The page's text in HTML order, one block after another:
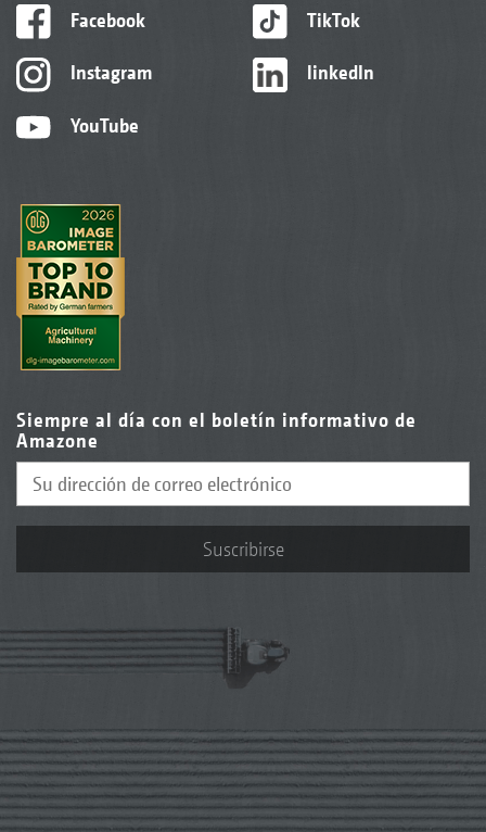
Facebook
Instagram
YouTube
TikTok
linkedIn
Siempre al día con el boletín informativo de
Amazone
Suscribirse